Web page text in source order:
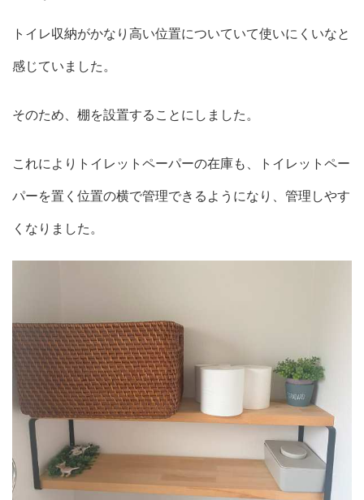
トイレ収納がかなり高い位置についていて使いにくいなと
感じていました。
そのため、棚を設置することにしました。
これによりトイレットペーパーの在庫も、トイレットペー
パーを置く位置の横で管理できるようになり、管理しやす
くなりました。